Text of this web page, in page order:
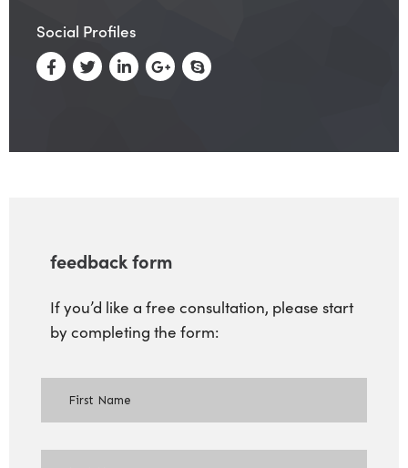
Social Profiles
feedback form
If you’d like a free consultation, please start
by completing the form: